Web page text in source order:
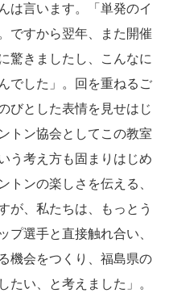
は言います。「単発のイ
ですから翌年、また開催
驚きましたし、こんなに
でした」。回を重ねるご
びとした表情を見せはじ
トン協会としてこの教室
う考え方も固まりはじめ
トンの楽しさを伝える、
が、私たちは、もっとう
プ選手と直接触れ合い、
機会をつくり、福島県の
たい、と考えました」。